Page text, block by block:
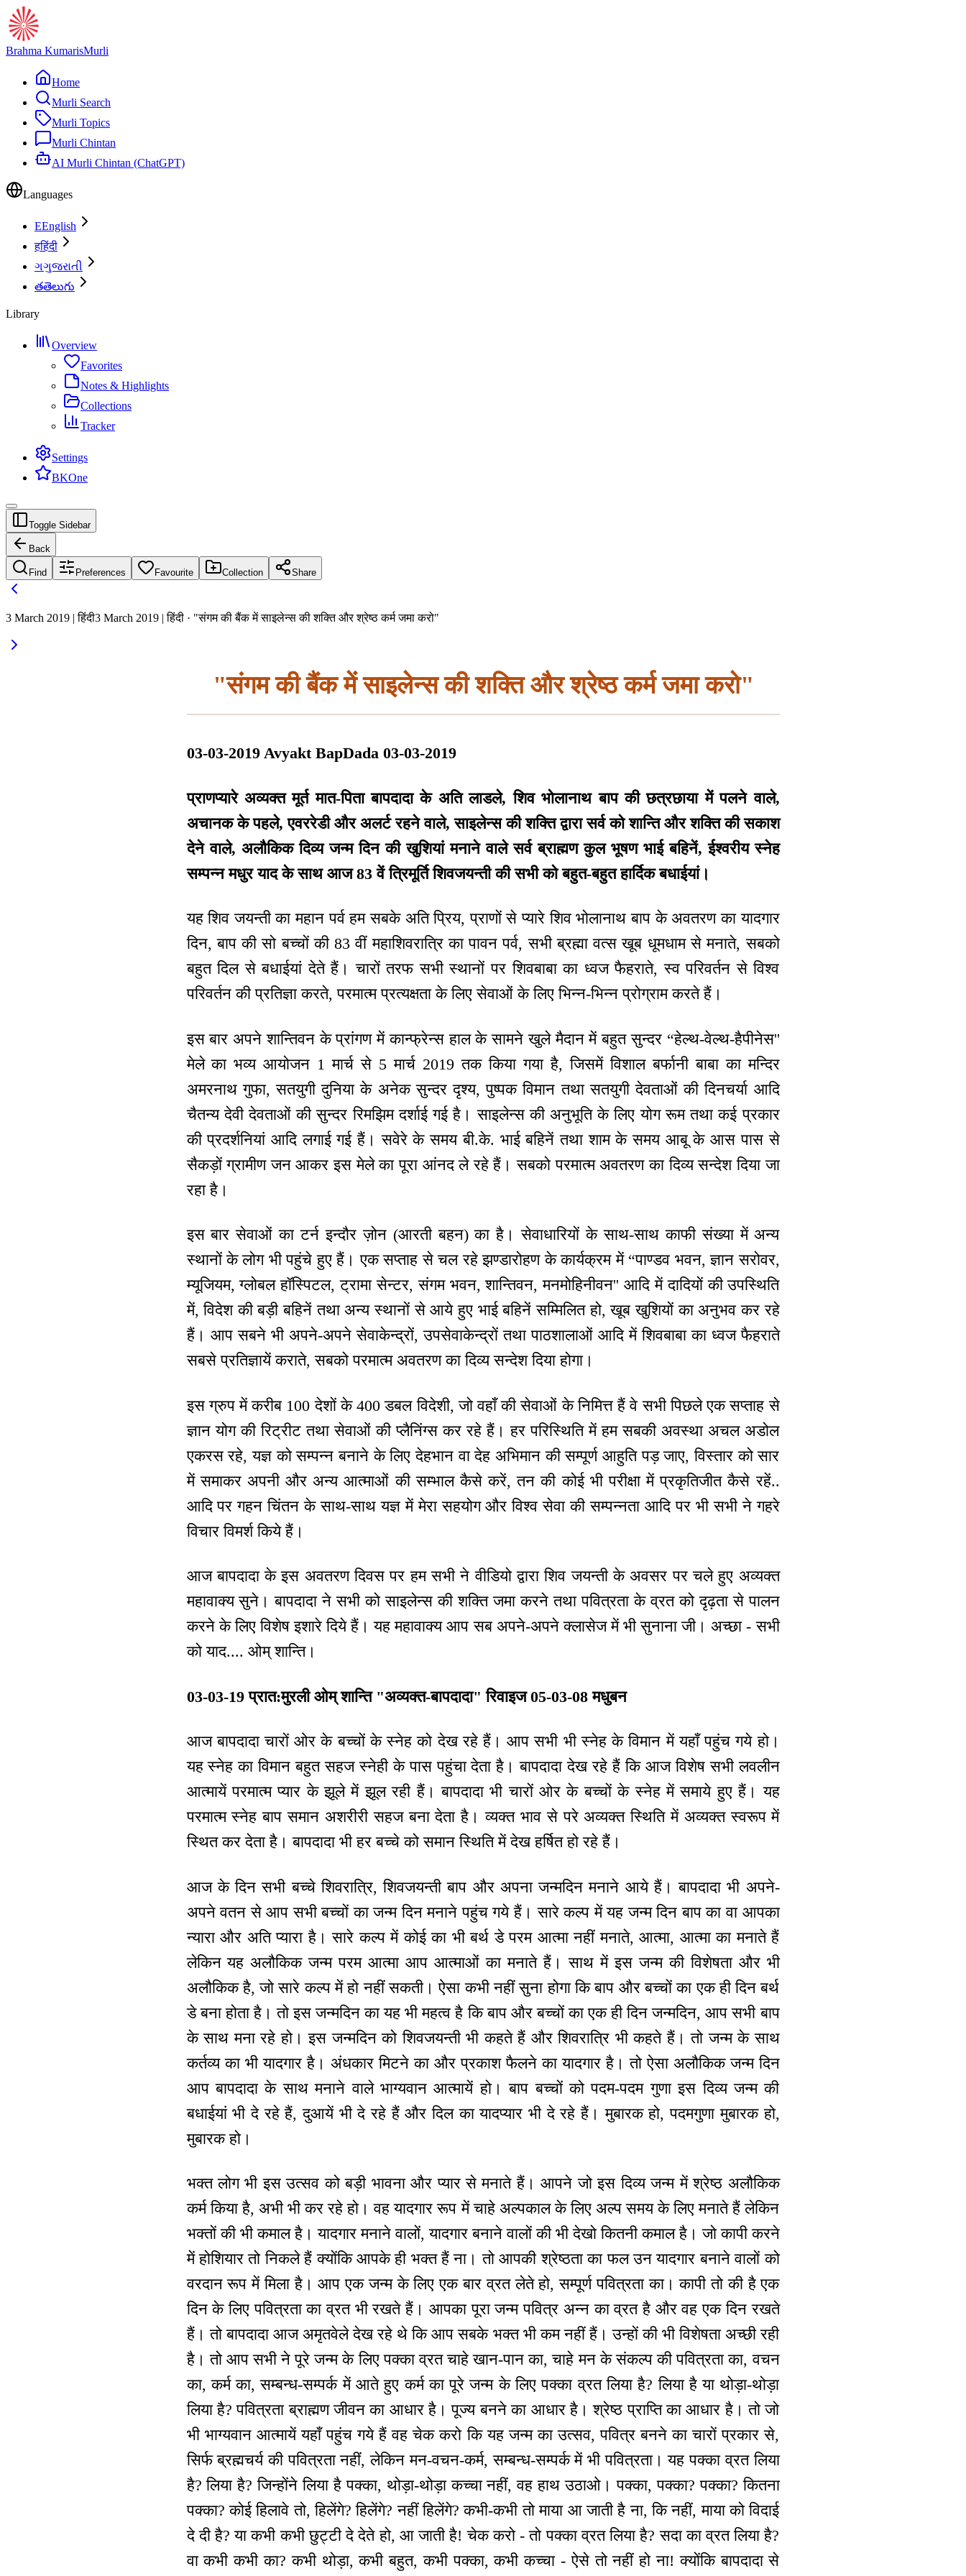
Brahma KumarisMurli
Home
Murli Search
Murli Topics
Murli Chintan
AI Murli Chintan (ChatGPT)
Languages
EEnglish
हहिंदी
ગગુજરાતી
తతెలుగు
Library
Overview
Favorites
Notes & Highlights
Collections
Tracker
Settings
BKOne
Toggle Sidebar
Back
Find Preferences Favourite Collection Share
3 March 2019 | हिंदी3 March 2019 | हिंदी · "संगम की बैंक में साइलेन्स की शक्ति और श्रेष्ठ कर्म जमा करो"
"संगम की बैंक में साइलेन्स की शक्ति और श्रेष्ठ कर्म जमा करो"
03-03-2019 Avyakt BapDada 03-03-2019
प्राणप्यारे अव्यक्त मूर्त मात-पिता बापदादा के अति लाडले, शिव भोलानाथ बाप की छत्रछाया में पलने वाले,
अचानक के पहले, एवररेडी और अलर्ट रहने वाले, साइलेन्स की शक्ति द्वारा सर्व को शान्ति और शक्ति की सकाश
देने वाले, अलौकिक दिव्य जन्म दिन की खुशियां मनाने वाले सर्व ब्राह्मण कुल भूषण भाई बहिनें, ईश्वरीय स्नेह
सम्पन्न मधुर याद के साथ आज 83 वें त्रिमूर्ति शिवजयन्ती की सभी को बहुत-बहुत हार्दिक बधाईयां।
यह शिव जयन्ती का महान पर्व हम सबके अति प्रिय, प्राणों से प्यारे शिव भोलानाथ बाप के अवतरण का यादगार
दिन, बाप की सो बच्चों की 83 वीं महाशिवरात्रि का पावन पर्व, सभी ब्रह्मा वत्स खूब धूमधाम से मनाते, सबको
बहुत दिल से बधाईयां देते हैं। चारों तरफ सभी स्थानों पर शिवबाबा का ध्वज फैहराते, स्व परिवर्तन से विश्व
परिवर्तन की प्रतिज्ञा करते, परमात्म प्रत्यक्षता के लिए सेवाओं के लिए भिन्न-भिन्न प्रोग्राम करते हैं।
इस बार अपने शान्तिवन के प्रांगण में कान्फ्रेन्स हाल के सामने खुले मैदान में बहुत सुन्दर “हेल्थ-वेल्थ-हैपीनेस''
मेले का भव्य आयोजन 1 मार्च से 5 मार्च 2019 तक किया गया है, जिसमें विशाल बर्फानी बाबा का मन्दिर
अमरनाथ गुफा, सतयुगी दुनिया के अनेक सुन्दर दृश्य, पुष्पक विमान तथा सतयुगी देवताओं की दिनचर्या आदि
चैतन्य देवी देवताओं की सुन्दर रिमझिम दर्शाई गई है। साइलेन्स की अनुभूति के लिए योग रूम तथा कई प्रकार
की प्रदर्शनियां आदि लगाई गई हैं। सवेरे के समय बी.के. भाई बहिनें तथा शाम के समय आबू के आस पास से
सैकड़ों ग्रामीण जन आकर इस मेले का पूरा आंनद ले रहे हैं। सबको परमात्म अवतरण का दिव्य सन्देश दिया जा
रहा है।
इस बार सेवाओं का टर्न इन्दौर ज़ोन (आरती बहन) का है। सेवाधारियों के साथ-साथ काफी संख्या में अन्य
स्थानों के लोग भी पहुंचे हुए हैं। एक सप्ताह से चल रहे झण्डारोहण के कार्यक्रम में “पाण्डव भवन, ज्ञान सरोवर,
म्यूजियम, ग्लोबल हॉस्पिटल, ट्रामा सेन्टर, संगम भवन, शान्तिवन, मनमोहिनीवन'' आदि में दादियों की उपस्थिति
में, विदेश की बड़ी बहिनें तथा अन्य स्थानों से आये हुए भाई बहिनें सम्मिलित हो, खूब खुशियों का अनुभव कर रहे
हैं। आप सबने भी अपने-अपने सेवाकेन्द्रों, उपसेवाकेन्द्रों तथा पाठशालाओं आदि में शिवबाबा का ध्वज फैहराते
सबसे प्रतिज्ञायें कराते, सबको परमात्म अवतरण का दिव्य सन्देश दिया होगा।
इस ग्रुप में करीब 100 देशों के 400 डबल विदेशी, जो वहाँ की सेवाओं के निमित्त हैं वे सभी पिछले एक सप्ताह से
ज्ञान योग की रिट्रीट तथा सेवाओं की प्लैनिंग्स कर रहे हैं। हर परिस्थिति में हम सबकी अवस्था अचल अडोल
एकरस रहे, यज्ञ को सम्पन्न बनाने के लिए देहभान वा देह अभिमान की सम्पूर्ण आहुति पड़ जाए, विस्तार को सार
में समाकर अपनी और अन्य आत्माओं की सम्भाल कैसे करें, तन की कोई भी परीक्षा में प्रकृतिजीत कैसे रहें..
आदि पर गहन चिंतन के साथ-साथ यज्ञ में मेरा सहयोग और विश्व सेवा की सम्पन्नता आदि पर भी सभी ने गहरे
विचार विमर्श किये हैं।
आज बापदादा के इस अवतरण दिवस पर हम सभी ने वीडियो द्वारा शिव जयन्ती के अवसर पर चले हुए अव्यक्त
महावाक्य सुने। बापदादा ने सभी को साइलेन्स की शक्ति जमा करने तथा पवित्रता के व्रत को दृढ़ता से पालन
करने के लिए विशेष इशारे दिये हैं। यह महावाक्य आप सब अपने-अपने क्लासेज में भी सुनाना जी। अच्छा - सभी
को याद.... ओम् शान्ति।
03-03-19 प्रात:मुरली ओम् शान्ति "अव्यक्त-बापदादा" रिवाइज 05-03-08 मधुबन
आज बापदादा चारों ओर के बच्चों के स्नेह को देख रहे हैं। आप सभी भी स्नेह के विमान में यहाँ पहुंच गये हो।
यह स्नेह का विमान बहुत सहज स्नेही के पास पहुंचा देता है। बापदादा देख रहे हैं कि आज विशेष सभी लवलीन
आत्मायें परमात्म प्यार के झूले में झूल रही हैं। बापदादा भी चारों ओर के बच्चों के स्नेह में समाये हुए हैं। यह
परमात्म स्नेह बाप समान अशरीरी सहज बना देता है। व्यक्त भाव से परे अव्यक्त स्थिति में अव्यक्त स्वरूप में
स्थित कर देता है। बापदादा भी हर बच्चे को समान स्थिति में देख हर्षित हो रहे हैं।
आज के दिन सभी बच्चे शिवरात्रि, शिवजयन्ती बाप और अपना जन्मदिन मनाने आये हैं। बापदादा भी अपने-
अपने वतन से आप सभी बच्चों का जन्म दिन मनाने पहुंच गये हैं। सारे कल्प में यह जन्म दिन बाप का वा आपका
न्यारा और अति प्यारा है। सारे कल्प में कोई का भी बर्थ डे परम आत्मा नहीं मनाते, आत्मा, आत्मा का मनाते हैं
लेकिन यह अलौकिक जन्म परम आत्मा आप आत्माओं का मनाते हैं। साथ में इस जन्म की विशेषता और भी
अलौकिक है, जो सारे कल्प में हो नहीं सकती। ऐसा कभी नहीं सुना होगा कि बाप और बच्चों का एक ही दिन बर्थ
डे बना होता है। तो इस जन्मदिन का यह भी महत्व है कि बाप और बच्चों का एक ही दिन जन्मदिन, आप सभी बाप
के साथ मना रहे हो। इस जन्मदिन को शिवजयन्ती भी कहते हैं और शिवरात्रि भी कहते हैं। तो जन्म के साथ
कर्तव्य का भी यादगार है। अंधकार मिटने का और प्रकाश फैलने का यादगार है। तो ऐसा अलौकिक जन्म दिन
आप बापदादा के साथ मनाने वाले भाग्यवान आत्मायें हो। बाप बच्चों को पदम-पदम गुणा इस दिव्य जन्म की
बधाईयां भी दे रहे हैं, दुआयें भी दे रहे हैं और दिल का यादप्यार भी दे रहे हैं। मुबारक हो, पदमगुणा मुबारक हो,
मुबारक हो।
भक्त लोग भी इस उत्सव को बड़ी भावना और प्यार से मनाते हैं। आपने जो इस दिव्य जन्म में श्रेष्ठ अलौकिक
कर्म किया है, अभी भी कर रहे हो। वह यादगार रूप में चाहे अल्पकाल के लिए अल्प समय के लिए मनाते हैं लेकिन
भक्तों की भी कमाल है। यादगार मनाने वालों, यादगार बनाने वालों की भी देखो कितनी कमाल है। जो कापी करने
में होशियार तो निकले हैं क्योंकि आपके ही भक्त हैं ना। तो आपकी श्रेष्ठता का फल उन यादगार बनाने वालों को
वरदान रूप में मिला है। आप एक जन्म के लिए एक बार व्रत लेते हो, सम्पूर्ण पवित्रता का। कापी तो की है एक
दिन के लिए पवित्रता का व्रत भी रखते हैं। आपका पूरा जन्म पवित्र अन्न का व्रत है और वह एक दिन रखते
हैं। तो बापदादा आज अमृतवेले देख रहे थे कि आप सबके भक्त भी कम नहीं हैं। उन्हों की भी विशेषता अच्छी रही
है। तो आप सभी ने पूरे जन्म के लिए पक्का व्रत चाहे खान-पान का, चाहे मन के संकल्प की पवित्रता का, वचन
का, कर्म का, सम्बन्ध-सम्पर्क में आते हुए कर्म का पूरे जन्म के लिए पक्का व्रत लिया है? लिया है या थोड़ा-थोड़ा
लिया है? पवित्रता ब्राह्मण जीवन का आधार है। पूज्य बनने का आधार है। श्रेष्ठ प्राप्ति का आधार है। तो जो
भी भाग्यवान आत्मायें यहाँ पहुंच गये हैं वह चेक करो कि यह जन्म का उत्सव, पवित्र बनने का चारों प्रकार से,
सिर्फ ब्रह्मचर्य की पवित्रता नहीं, लेकिन मन-वचन-कर्म, सम्बन्ध-सम्पर्क में भी पवित्रता। यह पक्का व्रत लिया
है? लिया है? जिन्होंने लिया है पक्का, थोड़ा-थोड़ा कच्चा नहीं, वह हाथ उठाओ। पक्का, पक्का? पक्का? कितना
पक्का? कोई हिलावे तो, हिलेंगे? हिलेंगे? नहीं हिलेंगे? कभी-कभी तो माया आ जाती है ना, कि नहीं, माया को विदाई
दे दी है? या कभी कभी छुट्टी दे देते हो, आ जाती है! चेक करो - तो पक्का व्रत लिया है? सदा का व्रत लिया है?
वा कभी कभी का? कभी थोड़ा, कभी बहुत, कभी पक्का, कभी कच्चा - ऐसे तो नहीं हो ना! क्योंकि बापदादा से